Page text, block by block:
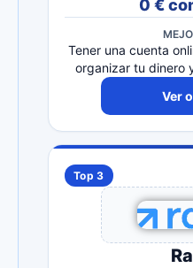
0 €
Tener una cuenta
organizar tu dinero
Ver
Top 3